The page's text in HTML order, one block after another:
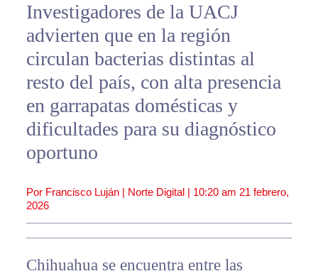
Investigadores de la UACJ
advierten que en la región
circulan bacterias distintas al
resto del país, con alta presencia
en garrapatas domésticas y
dificultades para su diagnóstico
oportuno
Por Francisco Luján | Norte Digital | 10:20 am 21 febrero,
2026
Chihuahua se encuentra entre las